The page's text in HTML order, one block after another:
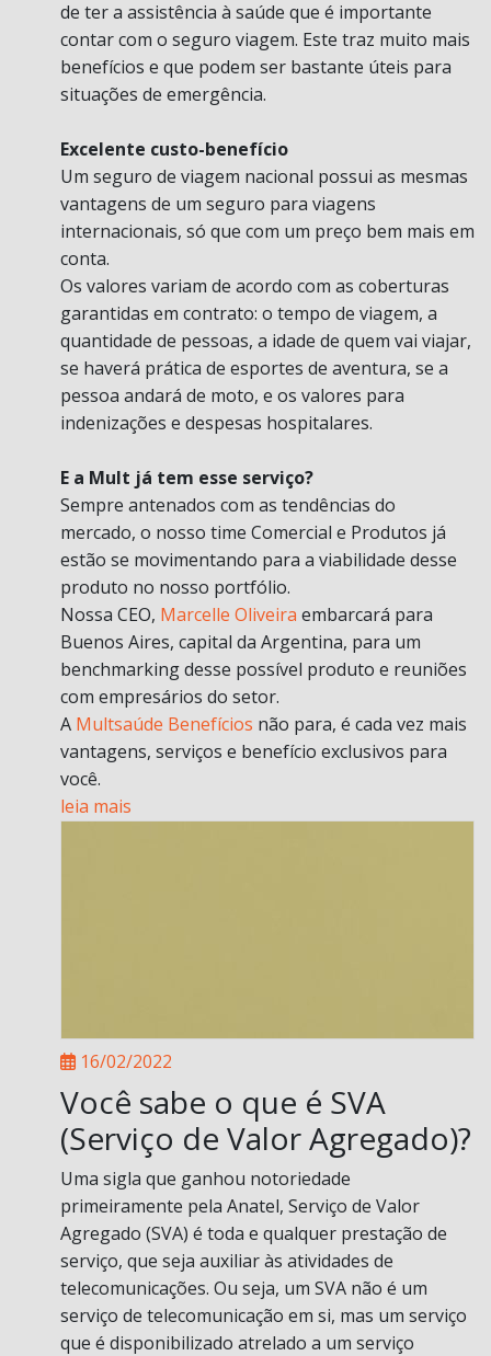
de ter a assistência à saúde que é importante
contar com o seguro viagem. Este traz muito mais
benefícios e que podem ser bastante úteis para
situações de emergência.
Excelente custo-benefício
Um seguro de viagem nacional possui as mesmas
vantagens de um seguro para viagens
internacionais, só que com um preço bem mais em
conta.
Os valores variam de acordo com as coberturas
garantidas em contrato: o tempo de viagem, a
quantidade de pessoas, a idade de quem vai viajar,
se haverá prática de esportes de aventura, se a
pessoa andará de moto, e os valores para
indenizações e despesas hospitalares.
E a Mult já tem esse serviço?
Sempre antenados com as tendências do
mercado, o nosso time Comercial e Produtos já
estão se movimentando para a viabilidade desse
produto no nosso portfólio.
Nossa CEO, Marcelle Oliveira embarcará para
Buenos Aires, capital da Argentina, para um
benchmarking desse possível produto e reuniões
com empresários do setor.
A Multsaúde Benefícios não para, é cada vez mais
vantagens, serviços e benefício exclusivos para
você.
leia mais
16/02/2022
Você sabe o que é SVA
(Serviço de Valor Agregado)?
Uma sigla que ganhou notoriedade
primeiramente pela Anatel, Serviço de Valor
Agregado (SVA) é toda e qualquer prestação de
serviço, que seja auxiliar às atividades de
telecomunicações. Ou seja, um SVA não é um
serviço de telecomunicação em si, mas um serviço
que é disponibilizado atrelado a um serviço